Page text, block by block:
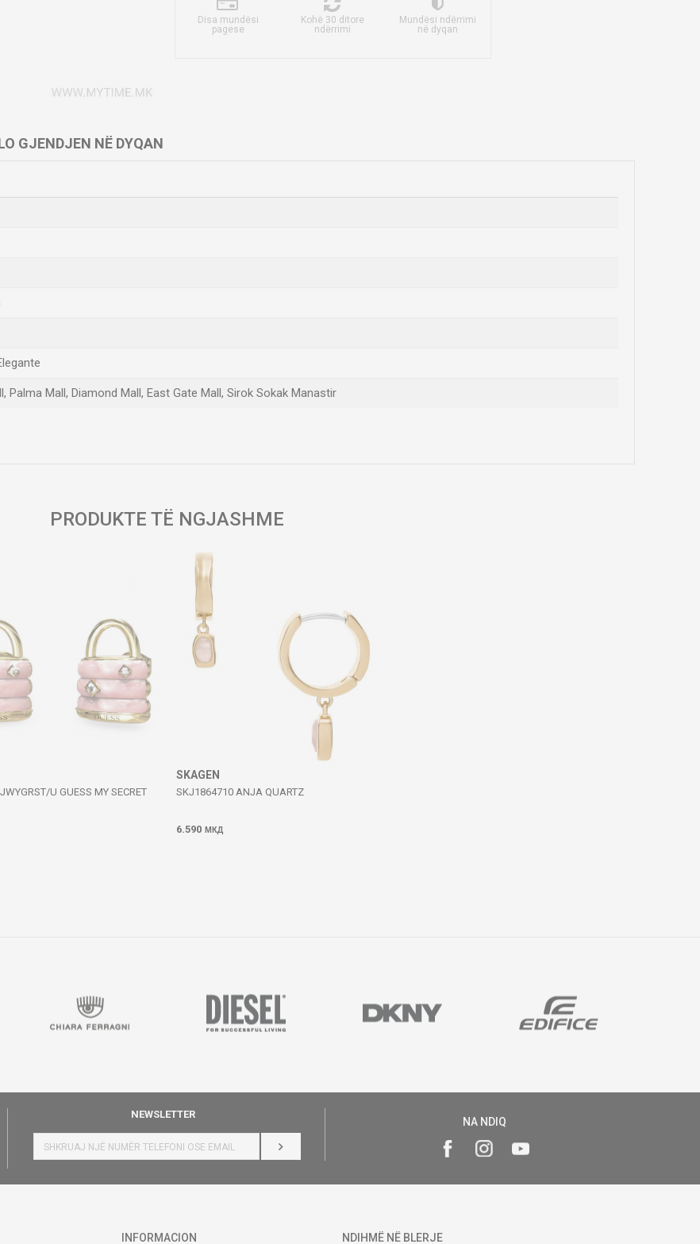
Disa mundësi
pagese
Kohë 30 ditore
ndërrimi
Mundësi ndërrimi
në dyqan
GJENDJEN NË DYQAN
Palma Mall, Diamond Mall, East Gate Mall, Sirok Sokak Manastir
PRODUKTE TË NGJASHME
U GUESS MY SECRET
SKAGEN
SKJ1864710 ANJA QUARTZ
6.590 МКД
NEWSLETTER
HYR
NA NDIQ
INFORMACION
NDIHMË NË BLERJE